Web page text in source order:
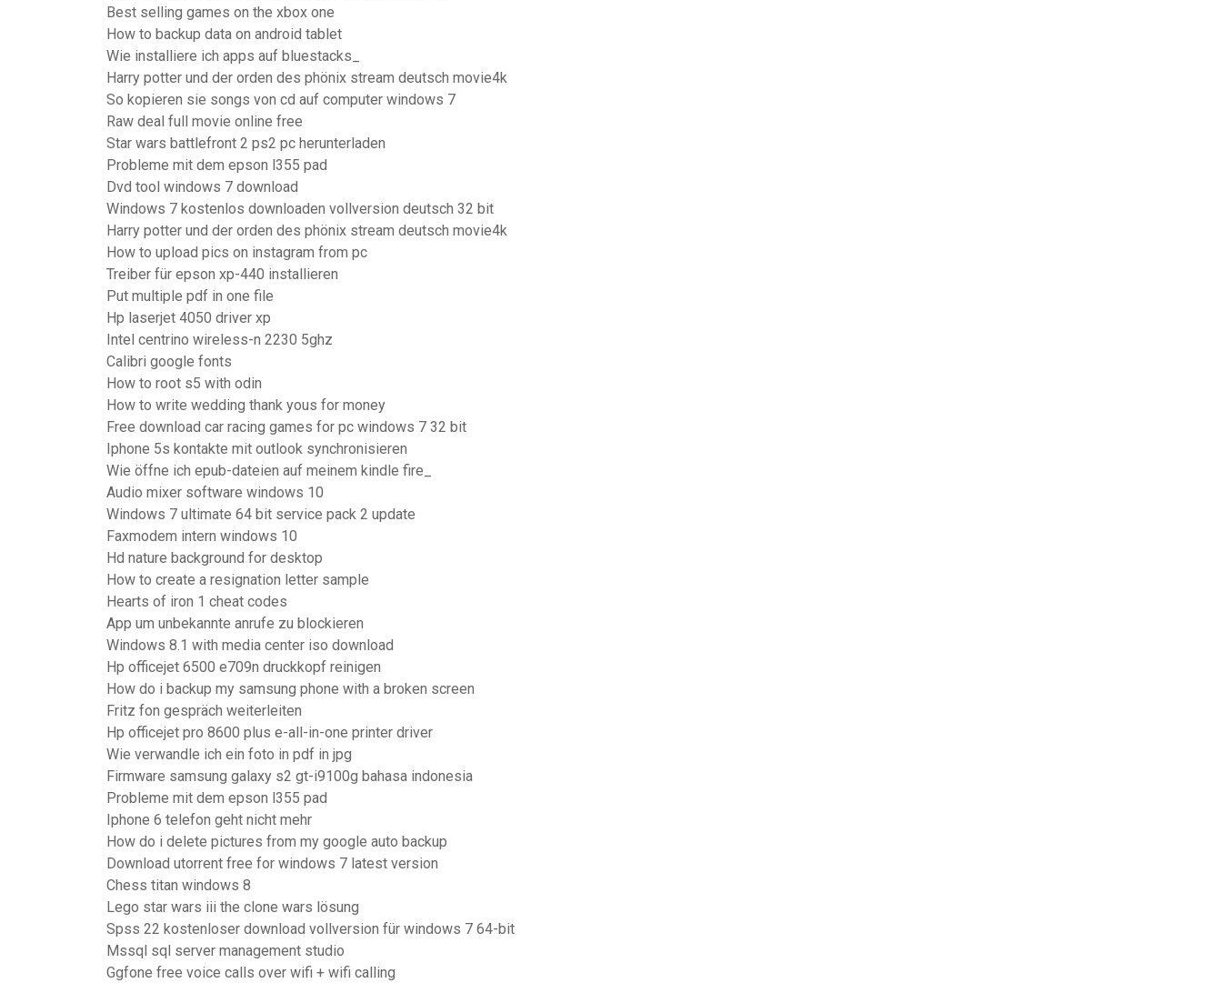
Best selling games on the xbox one
How to backup data on android tablet
Wie installiere ich apps auf bluestacks_
Harry potter und der orden des phönix stream deutsch movie4k
So kopieren sie songs von cd auf computer windows 7
Raw deal full movie online free
Star wars battlefront 2 ps2 pc herunterladen
Probleme mit dem epson l355 pad
Dvd tool windows 7 download
Windows 7 kostenlos downloaden vollversion deutsch 32 bit
Harry potter und der orden des phönix stream deutsch movie4k
How to upload pics on instagram from pc
Treiber für epson xp-440 installieren
Put multiple pdf in one file
Hp laserjet 4050 driver xp
Intel centrino wireless-n 2230 5ghz
Calibri google fonts
How to root s5 with odin
How to write wedding thank yous for money
Free download car racing games for pc windows 7 32 bit
Iphone 5s kontakte mit outlook synchronisieren
Wie öffne ich epub-dateien auf meinem kindle fire_
Audio mixer software windows 10
Windows 7 ultimate 64 bit service pack 2 update
Faxmodem intern windows 10
Hd nature background for desktop
How to create a resignation letter sample
Hearts of iron 1 cheat codes
App um unbekannte anrufe zu blockieren
Windows 8.1 with media center iso download
Hp officejet 6500 e709n druckkopf reinigen
How do i backup my samsung phone with a broken screen
Fritz fon gespräch weiterleiten
Hp officejet pro 8600 plus e-all-in-one printer driver
Wie verwandle ich ein foto in pdf in jpg
Firmware samsung galaxy s2 gt-i9100g bahasa indonesia
Probleme mit dem epson l355 pad
Iphone 6 telefon geht nicht mehr
How do i delete pictures from my google auto backup
Download utorrent free for windows 7 latest version
Chess titan windows 8
Lego star wars iii the clone wars lösung
Spss 22 kostenloser download vollversion für windows 7 64-bit
Mssql sql server management studio
Ggfone free voice calls over wifi + wifi calling